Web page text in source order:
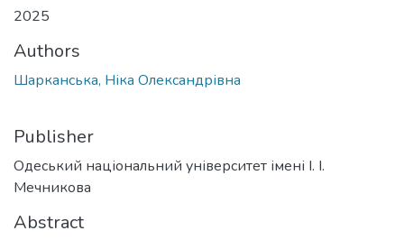
2025
Authors
Шарканська, Ніка Олександрівна
Publisher
Одеський національний університет імені І. І.
Мечникова
Abstract